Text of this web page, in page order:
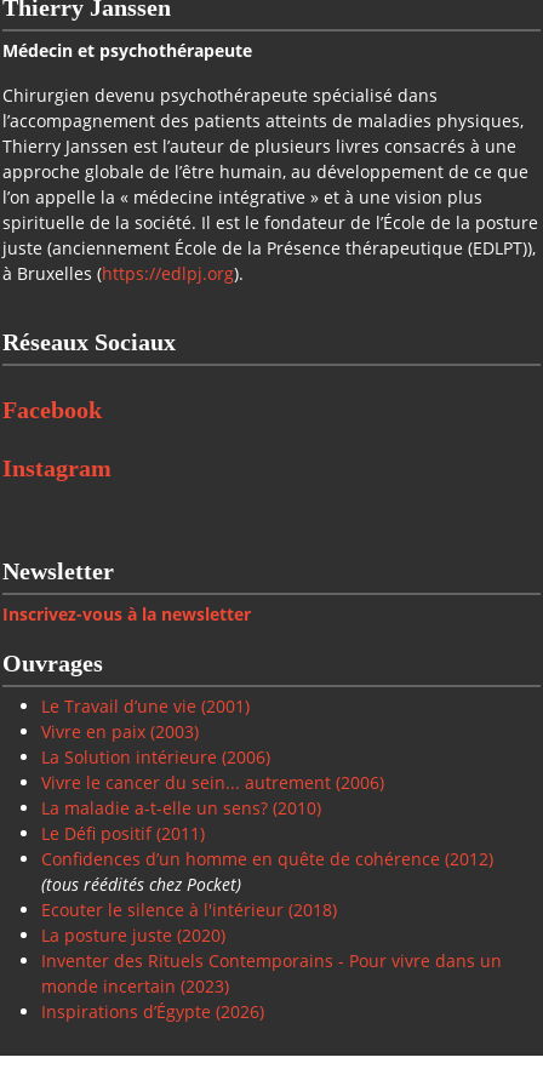
Thierry Janssen
Médecin et psychothérapeute
Chirurgien devenu psychothérapeute spécialisé dans
l’accompagnement des patients atteints de maladies physiques,
Thierry Janssen est l’auteur de plusieurs livres consacrés à une
approche globale de l’être humain, au développement de ce que
l’on appelle la « médecine intégrative » et à une vision plus
spirituelle de la société. Il est le fondateur de l’École de la posture
juste (anciennement École de la Présence thérapeutique (EDLPT)),
à Bruxelles (https://edlpj.org).
Réseaux Sociaux
Facebook
Instagram
Newsletter
Inscrivez-vous à la newsletter
Ouvrages
Le Travail d’une vie (2001)
Vivre en paix (2003)
La Solution intérieure (2006)
Vivre le cancer du sein... autrement (2006)
La maladie a-t-elle un sens? (2010)
Le Défi positif(2011)
Confidences d’un homme en quête de cohérence (2012)
(tous réédités chez Pocket)
Ecouter le silence à l'intérieur (2018)
La posture juste (2020)
Inventer des Rituels Contemporains - Pour vivre dans un
monde incertain (2023)
Inspirations d’Égypte (2026)